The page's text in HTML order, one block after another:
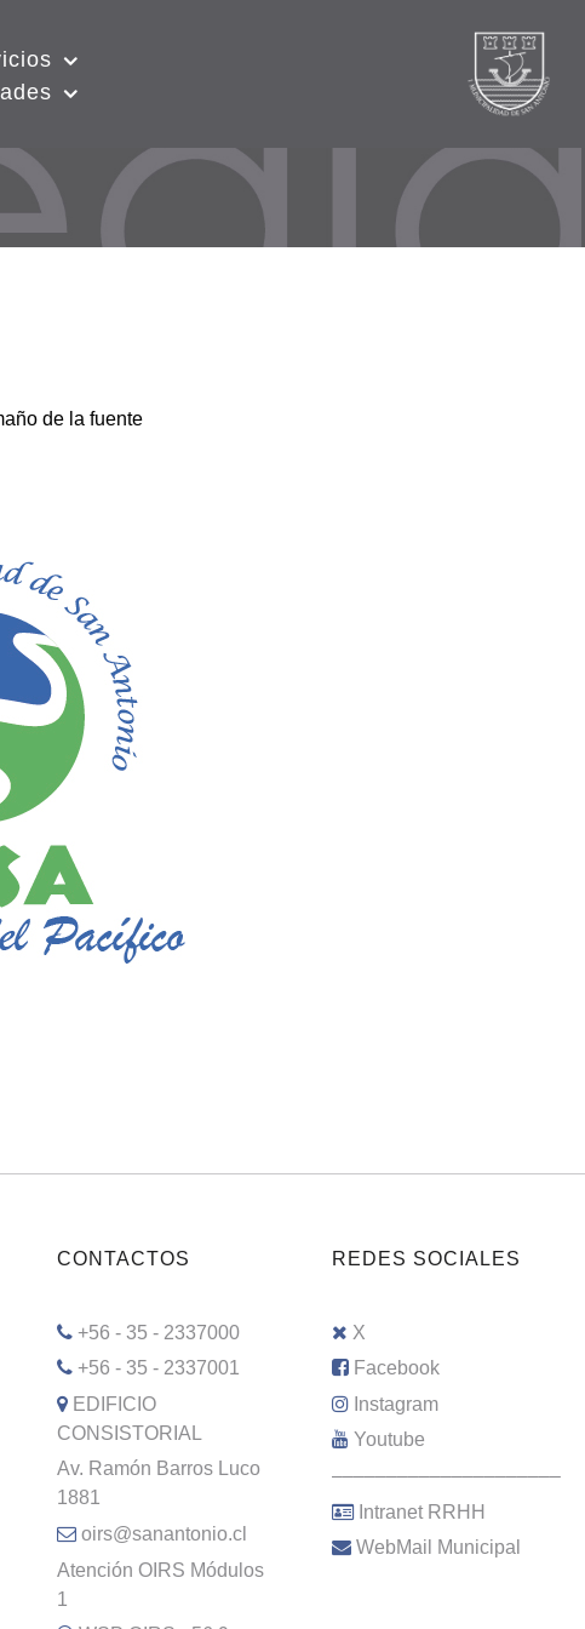
de la fuente
CONTACTOS
+56 - 35 - 2337000
+56 - 35 - 2337001
EDIFICIO
CONSISTORIAL
Av. Ramón Barros Luco
1881
oirs@sanantonio.cl
Atención OIRS Módulos
1
REDES SOCIALES
X
Facebook
Instagram
Youtube
–––––––––––––––––––––
Intranet RRHH
WebMail Municipal